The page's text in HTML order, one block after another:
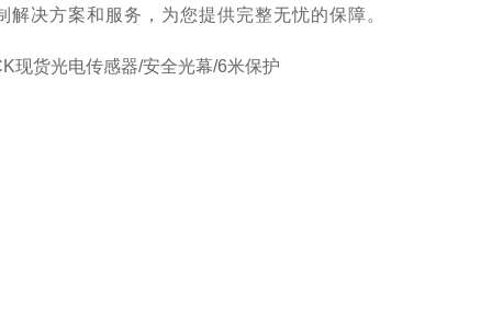
解决方案和服务，为您提供完整无忧的保障。